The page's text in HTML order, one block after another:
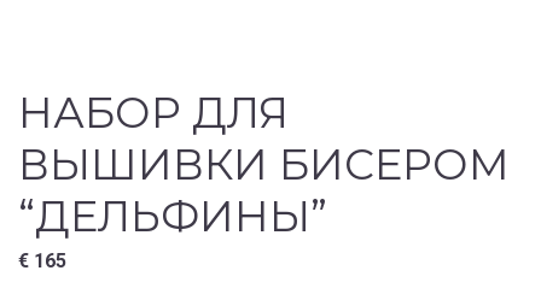
НАБОР ДЛЯ
ВЫШИВКИ БИСЕРОМ
“ДЕЛЬФИНЫ”
€ 165